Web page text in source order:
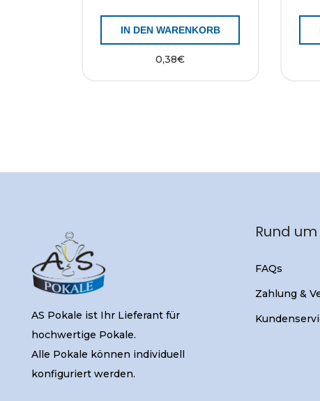
0,38€
IN DEN WARENKORB
AS Pokale ist Ihr Lieferant für
hochwertige Pokale.
Alle Pokale können individuell
konfiguriert werden.
Rund
FAQs
Zahlung &